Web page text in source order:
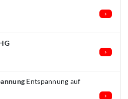
Entspannung auf